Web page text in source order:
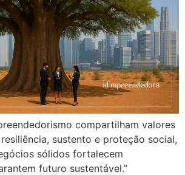
compartilham valores
sustento e proteção social,
sólidos fortalecem
futuro sustentável.”